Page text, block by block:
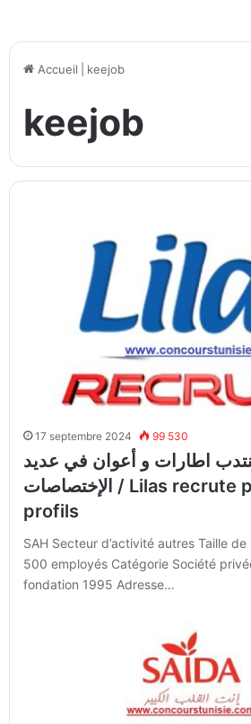
Accueil keejob
keejob
17 septembre 2024 99 530
اطارات و أعوان في عديد
الإختصاصات / Lilas recrute plusieurs
profils
SAH Secteur d’activité autres Taille de
500 employés Catégorie Société
fondation 1995 Adresse…